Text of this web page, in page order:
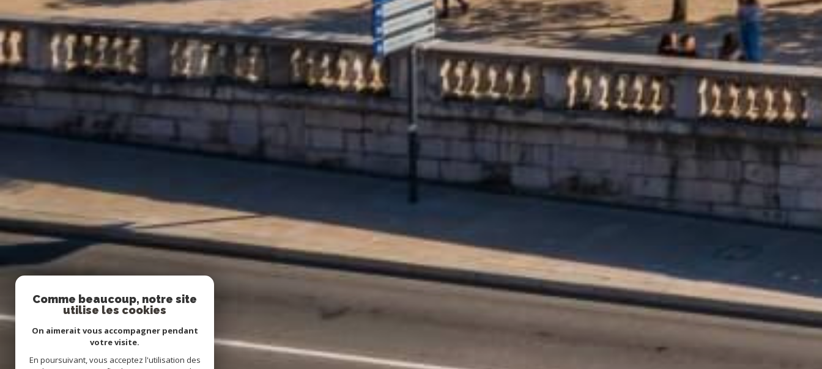
Comme beaucoup, notre site
utilise les cookies
On aimerait vous accompagner pendant
votre visite.
En poursuivant, vous acceptez l'utilisation des